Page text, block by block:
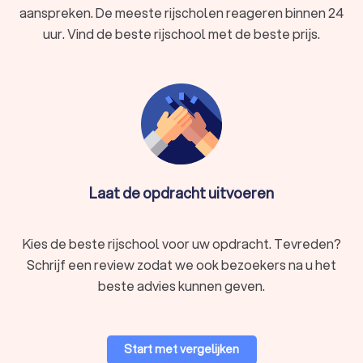
aanspreken. De meeste rijscholen reageren binnen 24
uur. Vind de beste rijschool met de beste prijs.
Laat de opdracht uitvoeren
Kies de beste rijschool voor uw opdracht. Tevreden?
Schrijf een review zodat we ook bezoekers na u het
beste advies kunnen geven.
Start met vergelijken